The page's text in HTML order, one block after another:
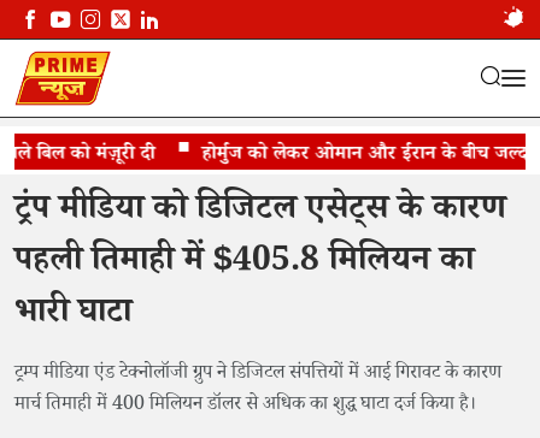
को मंज़ूरी दी होर्मुज को लेकर ओमान और ईरान के बीच जल्द
ट्रंप मीडिया को बड़ा झटका
ट्रंप मीडिया को डिजिटल एसेट्स के कारण
पहली तिमाही में $405.8 मिलियन का
भारी घाटा
ट्रम्प मीडिया एंड टेक्नोलॉजी ग्रुप ने डिजिटल संपत्तियों में आई गिरावट के कारण
मार्च तिमाही में 400 मिलियन डॉलर से अधिक का शुद्ध घाटा दर्ज किया है।